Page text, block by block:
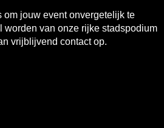
jouw event onvergetelijk te
worden van onze rijke stadspodium
vrijblijvend contact op.